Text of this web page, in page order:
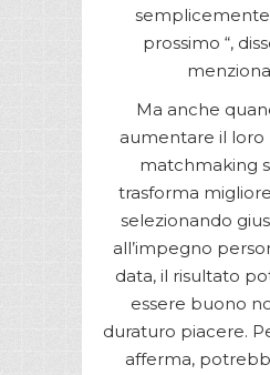
prossimo “,
Ma anche
aumentare il loro
matchmaking
trasforma
selezionando
all’impegno
data, il risultato
essere buono
duraturo piacere.
afferma,